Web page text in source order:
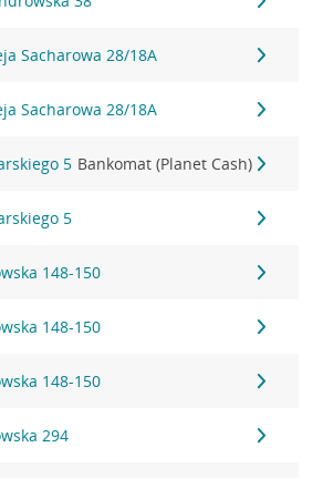
Sacharowa 28/18A
Sacharowa 28/18A
5 Bankomat (Planet Cash)
5
148-150
148-150
148-150
294